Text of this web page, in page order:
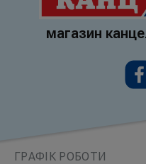
магазин
ГРАФІК РОБОТИ